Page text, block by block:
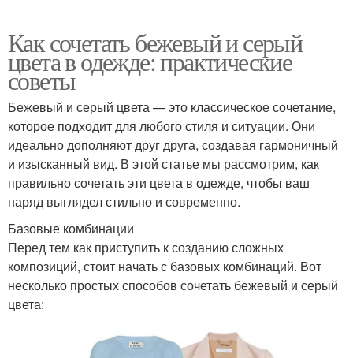
Как сочетать бежевый и серый
цвета в одежде: практические
советы
Бежевый и серый цвета — это классическое сочетание,
которое подходит для любого стиля и ситуации. Они
идеально дополняют друг друга, создавая гармоничный
и изысканный вид. В этой статье мы рассмотрим, как
правильно сочетать эти цвета в одежде, чтобы ваш
наряд выглядел стильно и современно.
Базовые комбинации
Перед тем как приступить к созданию сложных
композиций, стоит начать с базовых комбинаций. Вот
несколько простых способов сочетать бежевый и серый
цвета: